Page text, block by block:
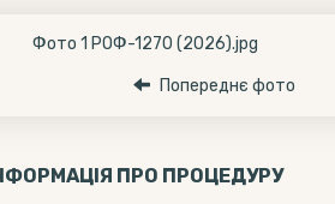
Попереднє фото
ПРО ПРОЦЕДУРУ